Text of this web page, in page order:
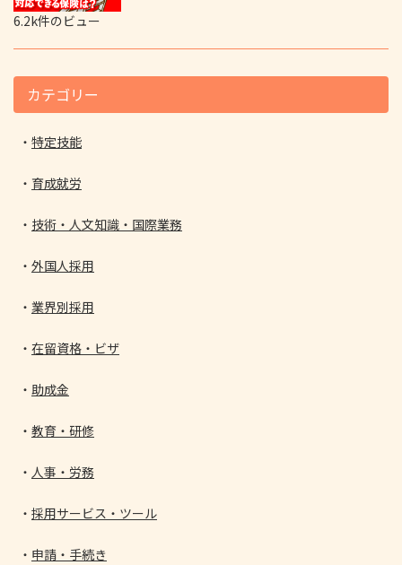
6.2k件のビュー
カテゴリー
特定技能
育成就労
技術・人文知識・国際業務
外国人採用
業界別採用
在留資格・ビザ
助成金
教育・研修
人事・労務
採用サービス・ツール
申請・手続き